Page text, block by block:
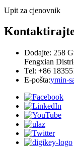
Upit za cjenovnik
Dodajte: 258
Fengxian
Tel: +86
E-pošta:ymin-